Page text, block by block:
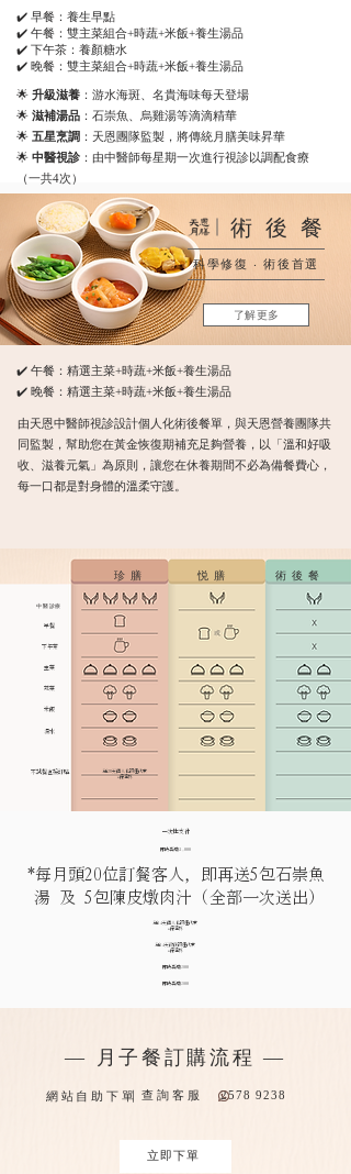
✔️ 早餐：養生早點
✔️ 午餐：雙主菜組合+時蔬+米飯+養生湯品
✔️ 下午茶：養顏糖水
✔️ 晚餐：雙主菜組合+時蔬+米飯+養生湯品
🌟 升級滋養 ：游水海斑、名貴海味每天登場
🌟 滋補湯品 ：石崇魚、烏雞湯等滴滴精華
🌟 五星烹調 ：天恩團隊監製，將傳統月膳美味昇華
🌟 中醫視診 ：由中醫師每星期一次進行視診以調配食療
（一共4次）
術後餐
科學修復 ‧ 術後首選
了解更多
✔️ 午餐：精選主菜+時蔬+米飯+養生湯品
✔️ 晚餐：精選主菜+時蔬+米飯+養生湯品
由天恩中醫師視診設計個人化術後餐單，與天恩營養團隊共
同監製，幫助您在黃金恢復期補充足夠營養，以「溫和好吸
收、滋養元氣」為原則，讓您在休養期間不必為備餐費心，
每一口都是對身體的溫柔守護。
珍膳 悦膳 術後餐
​湯水
不試餐直接訂購
中醫診療
​早餐
下午茶
主菜
蔬菜
米飯
送28天個人化調理代茶
+保溫杯
一次性支付
即時再減$1,000
*每月頭20位訂餐客人，即再送5包石崇魚
湯 及 5包陳皮燉肉汁 (全部一次送出)
送14天個人化調理代茶
+保溫杯
送14天術後調理代茶
+保溫杯
即時再減$500
即時再減$500
— 月子餐訂購流程 —
｜查詢客服 2578 9238
網站自助下單
立即下單